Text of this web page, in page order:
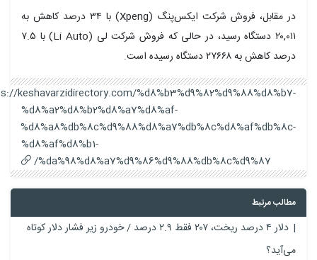
در مقابل، فروش شرکت ایکس‌پنگ (Xpeng) با ۳۴ درصد کاهش به
۲۰,۰۱۱ دستگاه رسید، در حالی که فروش شرکت لی (Li Auto) با ۷.۵
درصد کاهش به ۲۷۶۶۸ دستگاه رسیده است.
https://keshavarzidirectory.com/%d8%b3%d9%82%d9%88%d8%b7-
%d8%a2%d8%b2%d8%a7%d8%af-
%d8%a8%db%8c%d9%88%d8%a7%db%8c%d8%af%db%8c-
%d8%af%d8%b1-
%da%98%d8%a7%d9%86%d9%88%db%8c%d9%87/
مطالب مرتبط
دلار ۴ درصد ریخت، ۲۰۷ فقط ۲.۹ درصد / خودرو زیر فشار دلار کوتاه
می‌آید؟